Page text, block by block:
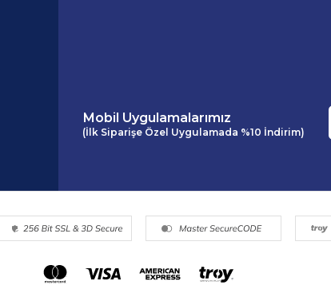
Mobil Uygulamalarımız
(İlk Siparişe Özel Uygulamada %10 İndirim)